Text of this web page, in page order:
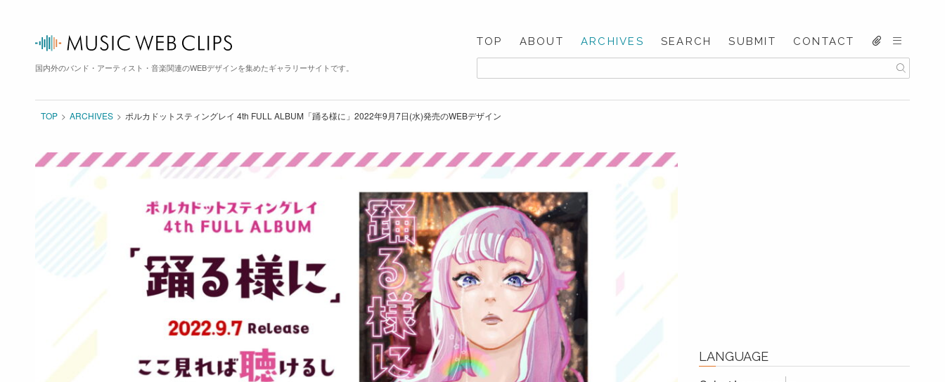
国内外のバンド・アーティスト・音楽関連のWEBデザインを集めたギャラリーサイトです。
TOP ABOUT ARCHIVES SEARCH SUBMIT CONTACT
TOP ARCHIVES ポルカドットスティングレイ 4th FULL ALBUM「踊る様に」2022年9月7日(水)発売のWEBデザイン
LANGUAGE